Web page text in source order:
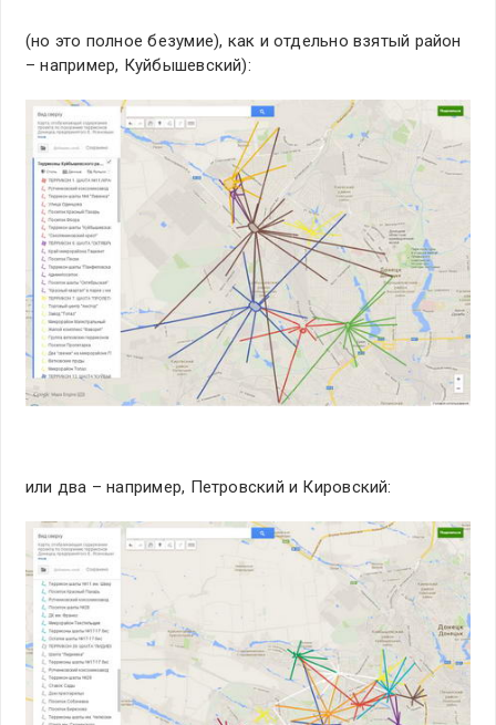
(но это полное безумие), как и отдельно взятый район
– например, Куйбышевский):
или два – например, Петровский и Кировский: